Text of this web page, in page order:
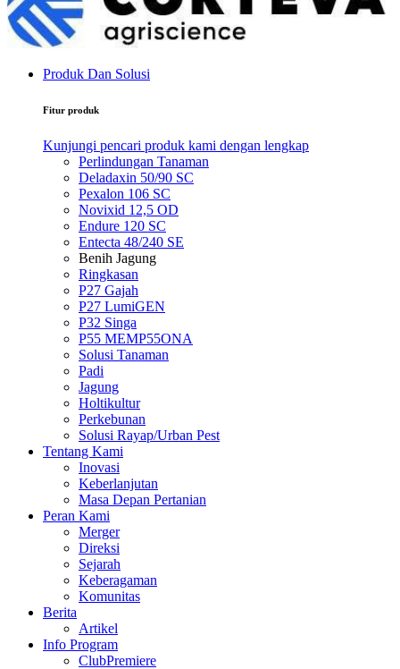
Produk Dan Solusi
Fitur produk
Kunjungi pencari produk kami dengan lengkap
Perlindungan Tanaman
Deladaxin 50/90 SC
Pexalon 106 SC
Novixid 12,5 OD
Endure 120 SC
Entecta 48/240 SE
Benih Jagung
Ringkasan
P27 Gajah
P27 LumiGEN
P32 Singa
P55 MEMP55ONA
Solusi Tanaman
Padi
Jagung
Holtikultur
Perkebunan
Solusi Rayap/Urban Pest
Tentang Kami
Inovasi
Keberlanjutan
Masa Depan Pertanian
Peran Kami
Merger
Direksi
Sejarah
Keberagaman
Komunitas
Berita
Artikel
Info Program
ClubPremiere